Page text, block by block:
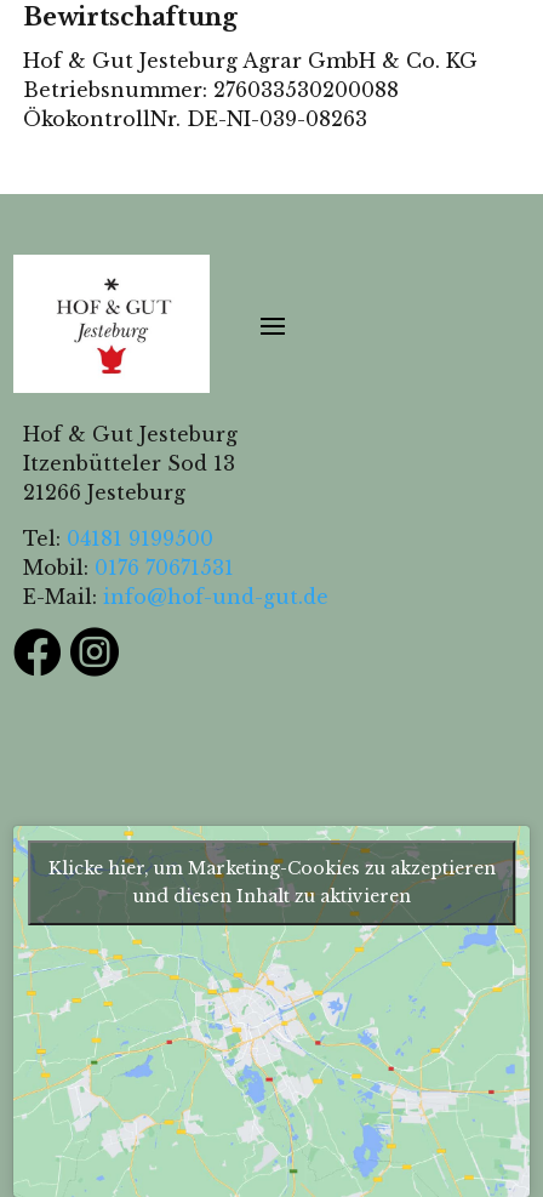
Bewirtschaftung
Hof & Gut Jesteburg Agrar GmbH & Co. KG
Betriebsnummer: 276033530200088
ÖkokontrollNr. DE-NI-039-08263
Hof & Gut Jesteburg
Itzenbütteler Sod 13
21266 Jesteburg
Tel: 04181 9199500
Mobil: 0176 70671531
E-Mail:info@hof-und-gut.de
 
Klicke hier, um Marketing-Cookies zu akzeptieren
und diesen Inhalt zu aktivieren